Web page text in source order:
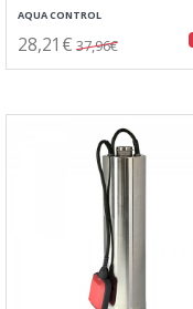
AQUA CONTROL
28,21€ 37,96€